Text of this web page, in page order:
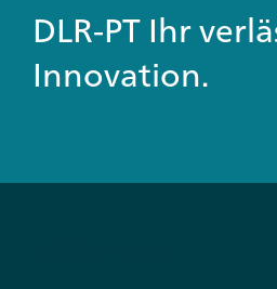
DLR-PT Ihr
Innovation.